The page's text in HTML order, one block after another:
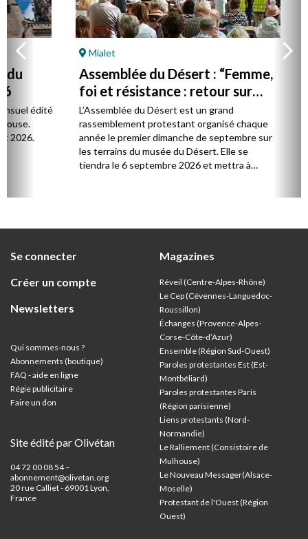
édité
Mialet
Assemblée du Désert : “Femme,
foi et résistance : retour sur
Marie Durand”
L’Assemblée du Désert est un grand
rassemblement protestant organisé chaque
année le premier dimanche de septembre sur
les terrains du musée du Désert. Elle se
tiendra le 6 septembre 2026 et mettra à
La
Se connecter
Créer un compte
Newsletters
Qui sommes-nous ?
Abonnements (boutique)
FAQ - aide en ligne
Régie publicitaire
Faire un don
Site édité par Olivétan
04 72 00 08 54 –
abonnement@olivetan.org
20 rue Calliet - 69001 Lyon,
France
Magazines
Réveil (Centre-Alpes-Rhône)
Le Cep (Cévennes-Languedoc-
Roussillon)
Échanges (Provence-Alpes-
Corse-Côte-d’Azur)
Ensemble (Région Sud-Ouest)
Paroles protestantes Est (Est-
Montbéliard)
Paroles protestantes Paris
(Région parisienne)
Liens protestants (Nord-
Normandie)
Le Ralliement (Consistoire de
Mulhouse)
Le Nouveau Messager(Alsace-
Moselle)
Protestant de l'Ouest (Région
Ouest)